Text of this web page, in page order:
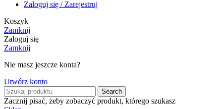
Zaloguj się / Zarejestruj
Koszyk
Zamknij
Zaloguj się
Zamknij
Nie masz jeszcze konta?
Utwórz konto
Search
Zacznij pisać, żeby zobaczyć produkt, którego szukasz